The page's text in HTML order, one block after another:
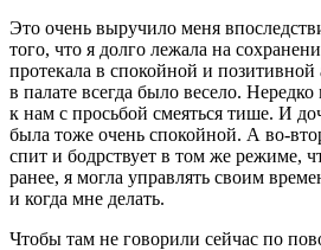
Это очень выручило меня
того, что я долго лежала на
протекала в спокойной и
в палате всегда было весело.
к нам с просьбой смеяться тише. И
была тоже очень спокойной. А во-
спит и бодрствует в том же режиме,
ранее, я могла управлять своим
и когда мне делать.
Чтобы там не говорили сейчас по